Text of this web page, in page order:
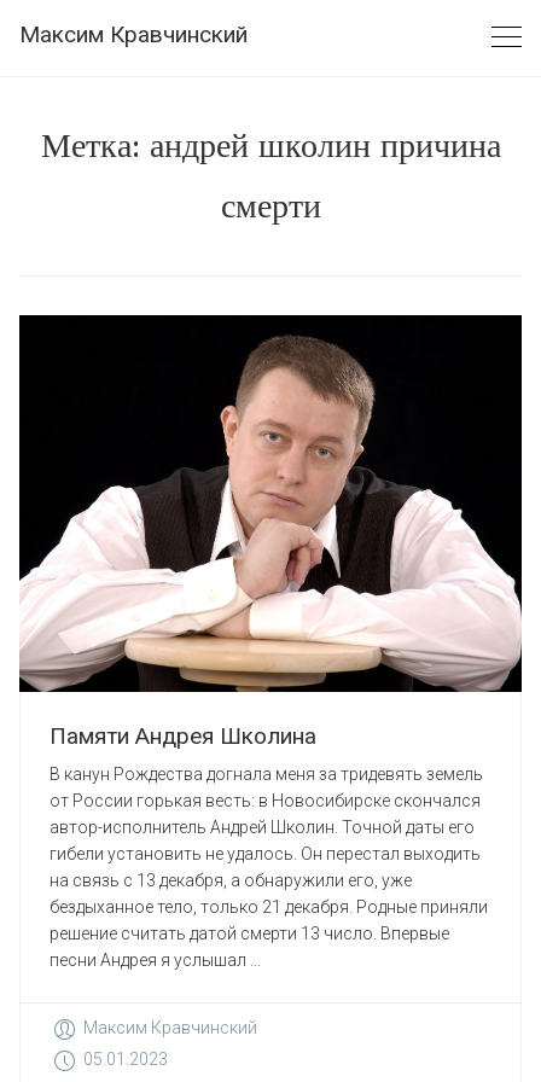
Максим Кравчинский
Метка: андрей школин причина
смерти
Памяти Андрея Школина
В канун Рождества догнала меня за тридевять земель
от России горькая весть: в Новосибирске скончался
автор-исполнитель Андрей Школин. Точной даты его
гибели установить не удалось. Он перестал выходить
на связь с 13 декабря, а обнаружили его, уже
бездыханное тело, только 21 декабря. Родные приняли
решение считать датой смерти 13 число. Впервые
песни Андрея я услышал ...
Максим Кравчинский
05.01.2023